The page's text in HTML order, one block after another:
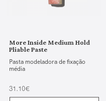
More Inside Medium Hold
Pliable Paste
Pasta modeladora de fixação
média
31.10€